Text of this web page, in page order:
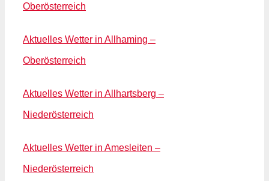
Oberösterreich
Aktuelles Wetter in Allhaming –
Oberösterreich
Aktuelles Wetter in Allhartsberg –
Niederösterreich
Aktuelles Wetter in Amesleiten –
Niederösterreich